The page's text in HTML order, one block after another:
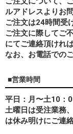
ルアドレスよりお
ご注文は24時間受
ご注文に際してご
にてご連絡頂けれ
なお、 お電話での
■営業時間
平日：月〜土10：
土曜日は受注業務
は休み明けにご連